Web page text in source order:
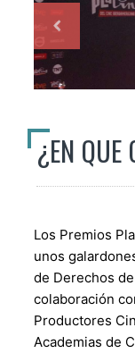
¿EN QUE
Los Premios
unos
de Derechos
colaboración
Productores
Academias de